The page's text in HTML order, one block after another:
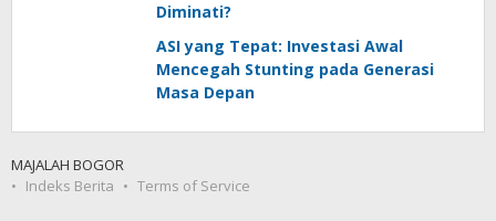
Diminati?
ASI yang Tepat: Investasi Awal
Mencegah Stunting pada Generasi
Masa Depan
MAJALAH BOGOR
Indeks Berita
Terms of Service